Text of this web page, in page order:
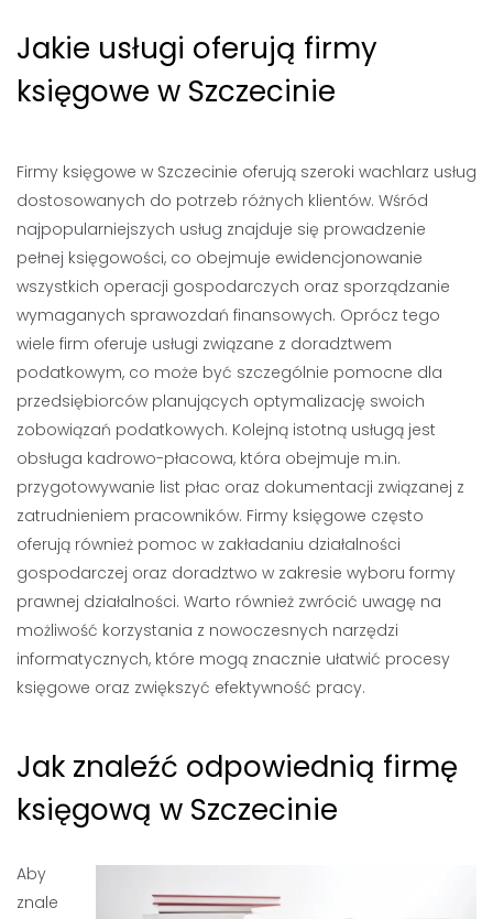
Jakie usługi oferują firmy
księgowe w Szczecinie
Firmy księgowe w Szczecinie oferują szeroki wachlarz usług
dostosowanych do potrzeb różnych klientów. Wśród
najpopularniejszych usług znajduje się prowadzenie
pełnej księgowości, co obejmuje ewidencjonowanie
wszystkich operacji gospodarczych oraz sporządzanie
wymaganych sprawozdań finansowych. Oprócz tego
wiele firm oferuje usługi związane z doradztwem
podatkowym, co może być szczególnie pomocne dla
przedsiębiorców planujących optymalizację swoich
zobowiązań podatkowych. Kolejną istotną usługą jest
obsługa kadrowo-płacowa, która obejmuje m.in.
przygotowywanie list płac oraz dokumentacji związanej z
zatrudnieniem pracowników. Firmy księgowe często
oferują również pomoc w zakładaniu działalności
gospodarczej oraz doradztwo w zakresie wyboru formy
prawnej działalności. Warto również zwrócić uwagę na
możliwość korzystania z nowoczesnych narzędzi
informatycznych, które mogą znacznie ułatwić procesy
księgowe oraz zwiększyć efektywność pracy.
Jak znaleźć odpowiednią firmę
księgową w Szczecinie
Aby
znale